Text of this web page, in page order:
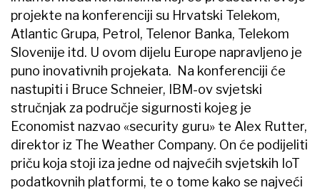
projekte na konferenciji su Hrvatski Telekom,
Atlantic Grupa, Petrol, Telenor Banka, Telekom
Slovenije itd. U ovom dijelu Europe napravljeno je
puno inovativnih projekata. Na konferenciji će
nastupiti i Bruce Schneier, IBM-ov svjetski
stručnjak za područje sigurnosti kojeg je
Economist nazvao «security guru» te Alex Rutter,
direktor iz The Weather Company. On će podijeliti
priču koja stoji iza jedne od najvećih svjetskih IoT
podatkovnih platformi, te o tome kako se najveći